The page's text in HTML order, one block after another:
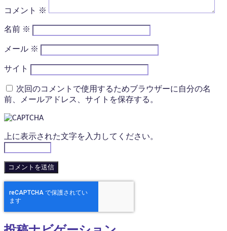
コメント ※
名前 ※
メール ※
サイト
次回のコメントで使用するためブラウザーに自分の名
前、メールアドレス、サイトを保存する。
上に表示された文字を入力してください。